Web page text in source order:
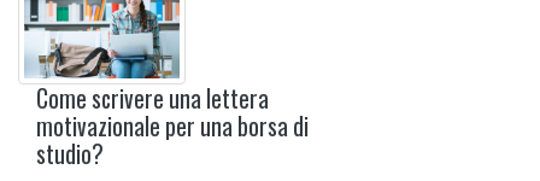
Come scrivere una lettera
motivazionale per una borsa di
studio?